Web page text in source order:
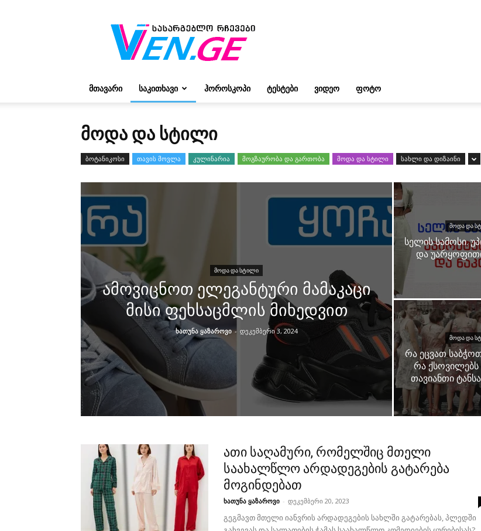
ვივიენისგან
ᲛᲗᲐᲕᲐᲠᲘ ᲡᲐᲙᲘᲗᲮᲐᲕᲘ ᲰᲝᲠᲝᲡᲙᲝᲞᲘ ᲢᲔᲡᲢᲔᲑᲘ ᲕᲘᲓᲔᲝ ᲤᲝᲢᲝ
ᲛᲝᲓᲐ ᲓᲐ ᲡᲢᲘᲚᲘ
ბოტანიკოსი თავის მოვლა კულინარია მოგზაურობა და გართობა მოდა და სტილი სახლი და დიზაინი
ᲛᲝᲓᲐ ᲓᲐ ᲡᲢᲘᲚᲘ
ამოვიცნოთ ელეგანტური მამაკაცი
მისი ფეხსაცმლის მიხედვით
ხათუნა ყაზაროვი - დეკემბერი 3, 2024
ᲛᲝᲓᲐ ᲓᲐ
სელის სამოსი.
და
ᲛᲝᲓᲐ ᲓᲐ
რა ეცვათ
რა ქსოვილებს
თავიანთი
ათი საღამური, რომელშიც მთელი
საახალწლო არდადეგების გატარება
მოგინდებათ
ხათუნა ყაზაროვი - დეკემბერი 20, 2023
გეგმავთ მთელი იანვრის არდადეგების სახლში გატარებას, პლედში